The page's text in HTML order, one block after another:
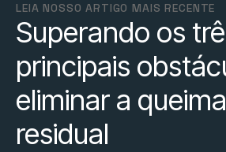
LEIA NOSSO ARTIGO MAIS RECENTE
Superando os
principais
eliminar a
residual